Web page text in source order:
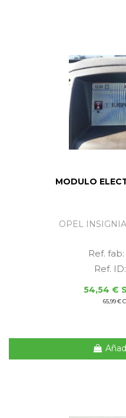
MODULO
OPEL
Ref. fab:
Ref. ID:
54,54 €
65,99 €